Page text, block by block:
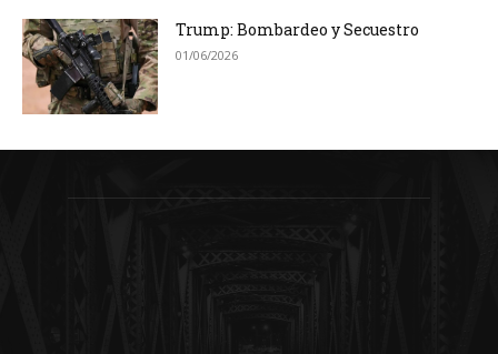
Trump: Bombardeo y Secuestro
01/06/2026